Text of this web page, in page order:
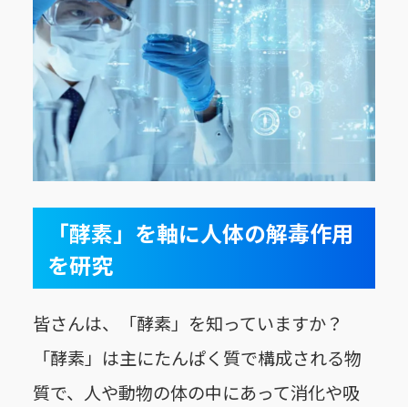
「酵素」を軸に人体の解毒作用
を研究
皆さんは、「酵素」を知っていますか？
「酵素」は主にたんぱく質で構成される物
質で、人や動物の体の中にあって消化や吸